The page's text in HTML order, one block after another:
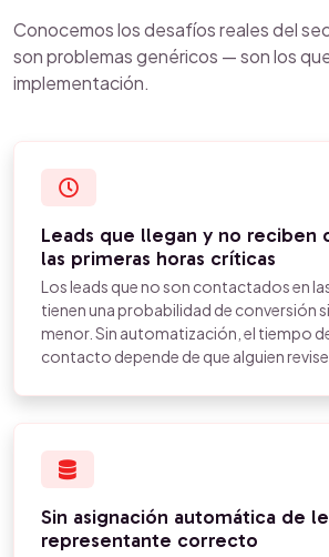
Conocemos los desafíos reales del
son problemas genéricos — son los
implementación.
Leads que llegan y no reciben
las primeras horas críticas
Los leads que no son contactados en
tienen una probabilidad de conversión
menor. Sin automatización, el tiempo
contacto depende de que alguien revise
Sin asignación automática de
representante correcto